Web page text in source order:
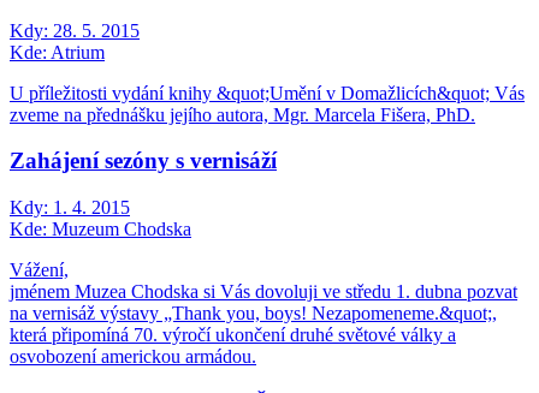
Kdy: 28. 5. 2015
Kde: Atrium
U příležitosti vydání knihy &quot;Umění v Domažlicích&quot; Vás
zveme na přednášku jejího autora, Mgr. Marcela Fišera, PhD.
Zahájení sezóny s vernisáží
Kdy: 1. 4. 2015
Kde: Muzeum Chodska
Vážení,
jménem Muzea Chodska si Vás dovoluji ve středu 1. dubna pozvat
na vernisáž výstavy „Thank you, boys! Nezapomeneme.&quot;,
která připomíná 70. výročí ukončení druhé světové války a
osvobození americkou armádou.